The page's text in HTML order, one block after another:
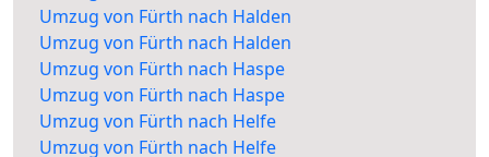
Umzug von Fürth nach Halden
Umzug von Fürth nach Halden
Umzug von Fürth nach Haspe
Umzug von Fürth nach Haspe
Umzug von Fürth nach Helfe
Umzug von Fürth nach Helfe